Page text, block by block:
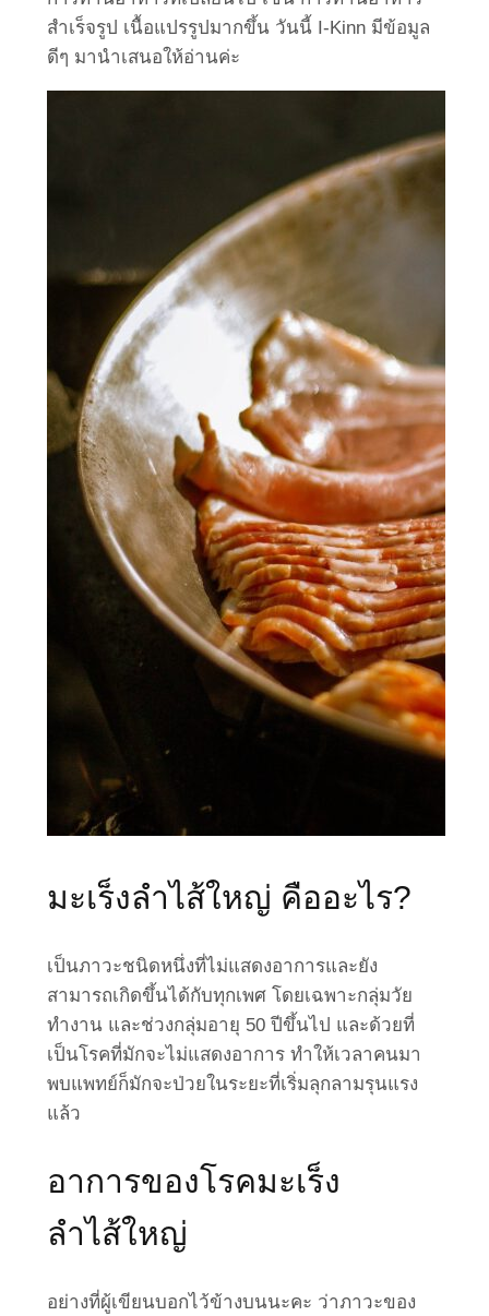
สำเร็จรูป เนื้อแปรรูปมากขึ้น วันนี้ I-Kinn มีข้อมูล
ดีๆ มานำเสนอให้อ่านค่ะ
มะเร็งลำไส้ใหญ่ คืออะไร?
เป็นภาวะชนิดหนึ่งที่ไม่แสดงอาการและยัง
สามารถเกิดขึ้นได้กับทุกเพศ โดยเฉพาะกลุ่มวัย
ทำงาน และช่วงกลุ่มอายุ 50 ปีขึ้นไป และด้วยที่
เป็นโรคที่มักจะไม่แสดงอาการ ทำให้เวลาคนมา
พบแพทย์ก็มักจะป่วยในระยะที่เริ่มลุกลามรุนแรง
แล้ว
อาการของโรคมะเร็ง
ลำไส้ใหญ่
อย่างที่ผู้เขียนบอกไว้ข้างบนนะคะ ว่าภาวะของ